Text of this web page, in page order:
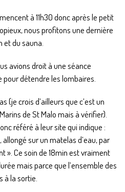
à 11h30 donc après le petit
nous profitons une dernière
et du sauna.
avions droit à une séance
pour détendre les lombaires.
(je crois d’ailleurs que c’est un
de St Malo mais à vérifier).
référé à leur site qui indique :
sur un matelas d’eau, par
». Ce soin de 18min est vraiment
mais parce que l’ensemble des
à la sortie.